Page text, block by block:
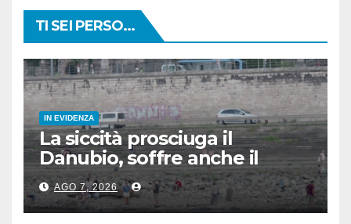
TI SEI PERSO...
IN EVIDENZA
La siccità prosciuga il
Danubio, soffre anche il
turismo
AGO 7, 2026